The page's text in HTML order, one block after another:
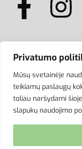
Privatumo
Mūsų svetainėje
teikiamų paslaugų
toliau naršydami
slapukų naudojimo